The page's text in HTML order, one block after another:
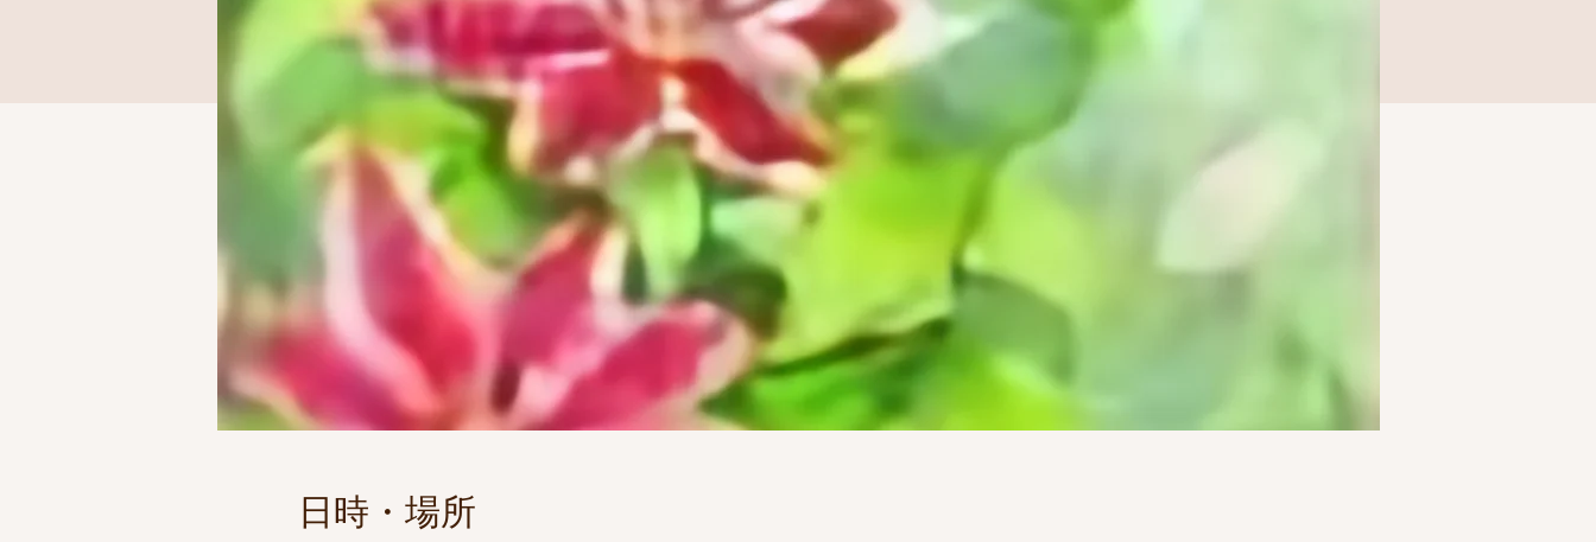
日時・場所